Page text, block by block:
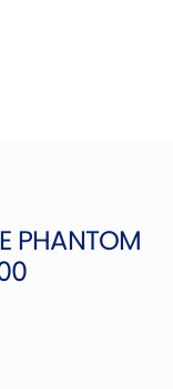
PHANTOM